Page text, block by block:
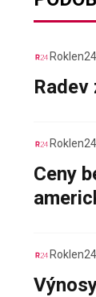
Roklen24
Radev
Roklen24
Ceny
Roklen24